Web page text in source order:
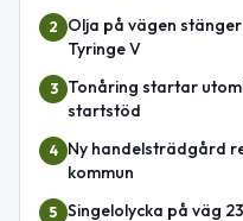
2
Olja på vägen stänger
Tyringe V
3
Tonåring startar
startstöd
4
Ny handelsträdgård
kommun
5 Singelolycka på väg